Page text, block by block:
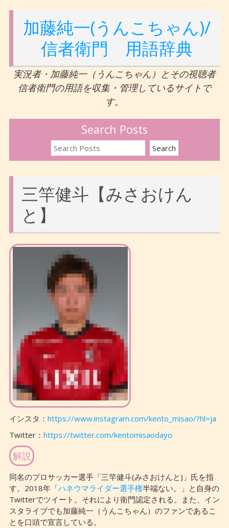
加藤純一(うんこちゃん)/
信者衛門 用語辞典
実況者・加藤純一（うんこちゃん）とその視聴者
信者衛門の用語を収集・管理しているサイトで
す。
Search Posts
三竿健斗【みさおけん
と】
インスタ： https://www.instagram.com/kento_misao/?hl=ja
Twitter： https://twitter.com/kentomisaodayo
解説
同名のプロサッカー選手「三竿健斗(みさおけんと)」氏を指
す。2018年「ハネウマライダー選手権半端ない。」と自身の
Twitterでツイート。それにより衛門認定される。また、イン
スタライブでも加藤純一（うんこちゃん）のファンであるこ
とを口頭で宣言している。